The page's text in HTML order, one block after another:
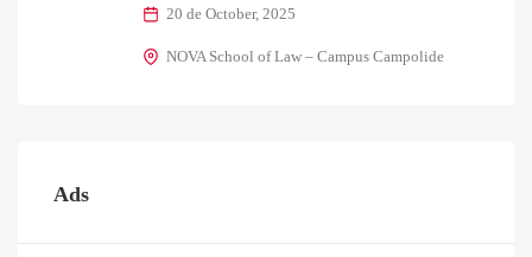
20 de October, 2025
NOVA School of Law – Campus Campolide
Ads